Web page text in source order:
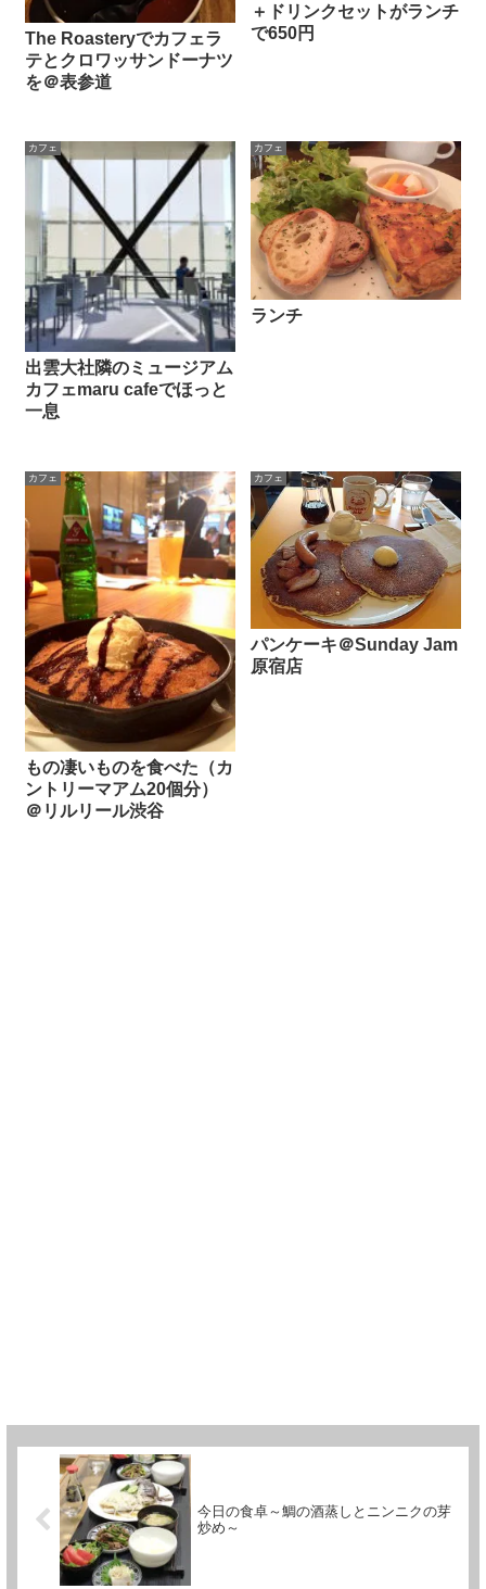
The Roasteryでカフェラ
テとクロワッサンドーナツ
を＠表参道
＋ドリンクセットがランチ
で650円
カフェ
出雲大社隣のミュージアム
カフェmaru cafeでほっと
一息
カフェ
ランチ
カフェ
もの凄いものを食べた（カ
ントリーマアム20個分）
＠リルリール渋谷
カフェ
パンケーキ＠Sunday Jam
原宿店
今日の食卓～鯛の酒蒸しとニンニクの芽
炒め～